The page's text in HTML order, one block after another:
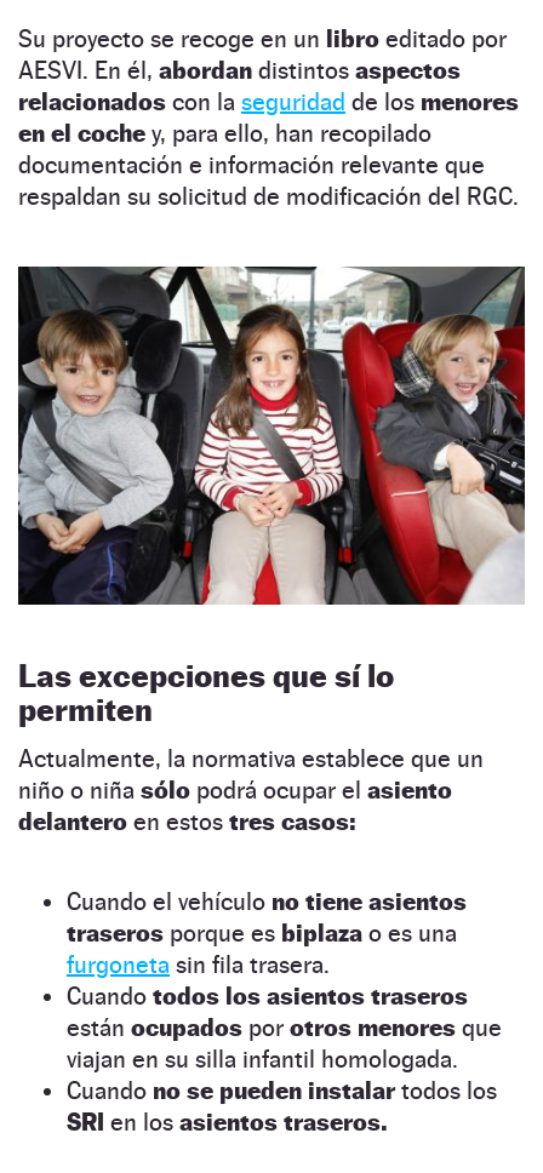
Su proyecto se recoge en un libro editado por
AESVI. En él, abordan distintos aspectos
relacionados con la seguridad de los menores
en el coche y, para ello, han recopilado
documentación e información relevante que
respaldan su solicitud de modificación del RGC.
Las excepciones que sí lo
permiten
Actualmente, la normativa establece que un
niño o niña sólo podrá ocupar el asiento
delantero en estos tres casos:
Cuando el vehículo no tiene asientos
traseros porque es biplaza o es una
furgoneta sin fila trasera.
Cuando todos los asientos traseros
están ocupados por otros menores que
viajan en su silla infantil homologada.
Cuando no se pueden instalartodos los
SRI en los asientos traseros.